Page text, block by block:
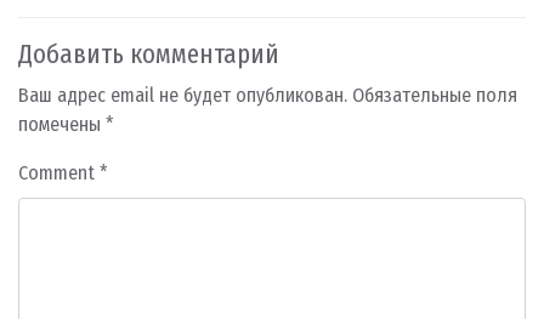
Добавить комментарий
Ваш адрес email не будет опубликован. Обязательные поля
помечены *
Comment *